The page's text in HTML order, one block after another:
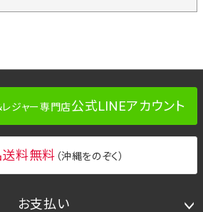
ジャー専門店公式LINEアカウント
料無料 （沖縄をのぞく）
お支払い